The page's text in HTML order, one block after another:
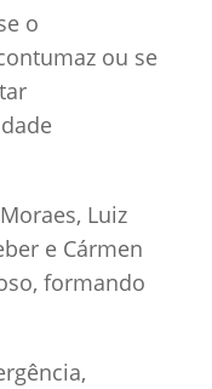
o
ou se
Luiz
e Cármen
formando